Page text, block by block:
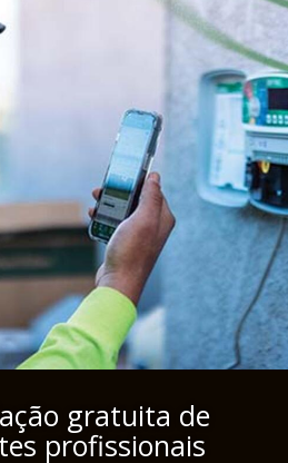
gratuita de
profissionais